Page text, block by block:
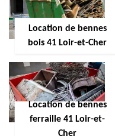
Location de bennes
bois 41 Loir-et-Cher
Location de bennes
ferraille 41 Loir-et-
Cher